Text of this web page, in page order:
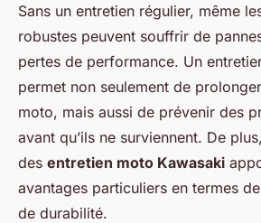
Sans un entretien régulier, même
robustes peuvent souffrir de
pertes de performance. Un
permet non seulement de
moto, mais aussi de prévenir des
avant qu’ils ne surviennent. De
des entretien moto Kawasaki
avantages particuliers en termes
de durabilité.